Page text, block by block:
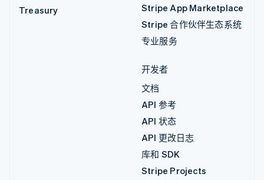
Treasury
Stripe App Marketplace
Stripe 合作伙伴生态系统
专业服务
开发者
文档
API 参考
API 状态
API 更改日志
库和 SDK
Stripe Projects